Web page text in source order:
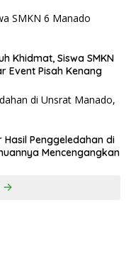
Khidmat, Siswa SMKN
Event Pisah Kenang
Penggeledahan di
Mencengangkan